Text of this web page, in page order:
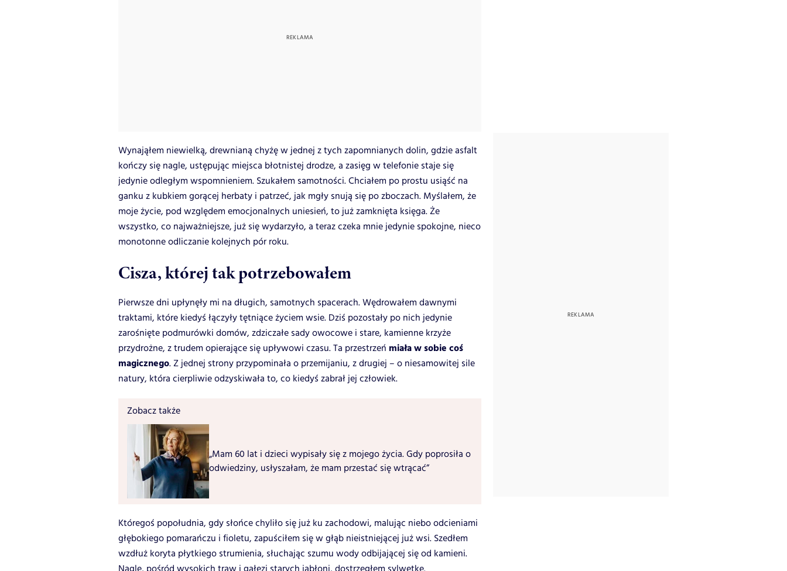
Wynająłem niewielką, drewnianą chyżę w jednej z tych zapomnianych dolin, gdzie asfalt
kończy się nagle, ustępując miejsca błotnistej drodze, a zasięg w telefonie staje się
jedynie odległym wspomnieniem. Szukałem samotności. Chciałem po prostu usiąść na
ganku z kubkiem gorącej herbaty i patrzeć, jak mgły snują się po zboczach. Myślałem, że
moje życie, pod względem emocjonalnych uniesień, to już zamknięta księga. Że
wszystko, co najważniejsze, już się wydarzyło, a teraz czeka mnie jedynie spokojne, nieco
monotonne odliczanie kolejnych pór roku.
Cisza, której tak potrzebowałem
Pierwsze dni upłynęły mi na długich, samotnych spacerach. Wędrowałem dawnymi
traktami, które kiedyś łączyły tętniące życiem wsie. Dziś pozostały po nich jedynie
zarośnięte podmurówki domów, zdziczałe sady owocowe i stare, kamienne krzyże
przydrożne, z trudem opierające się upływowi czasu. Ta przestrzeń miała w sobie coś
magicznego. Z jednej strony przypominała o przemijaniu, z drugiej – o niesamowitej sile
natury, która cierpliwie odzyskiwała to, co kiedyś zabrał jej człowiek.
Zobacz także
„Mam 60 lat i dzieci wypisały się z mojego życia. Gdy poprosiła o
odwiedziny, usłyszałam, że mam przestać się wtrącać”
Któregoś popołudnia, gdy słońce chyliło się już ku zachodowi, malując niebo odcieniami
głębokiego pomarańczu i fioletu, zapuściłem się w głąb nieistniejącej już wsi. Szedłem
wzdłuż koryta płytkiego strumienia, słuchając szumu wody odbijającej się od kamieni.